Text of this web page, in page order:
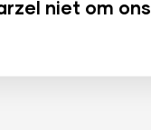
niet om ons